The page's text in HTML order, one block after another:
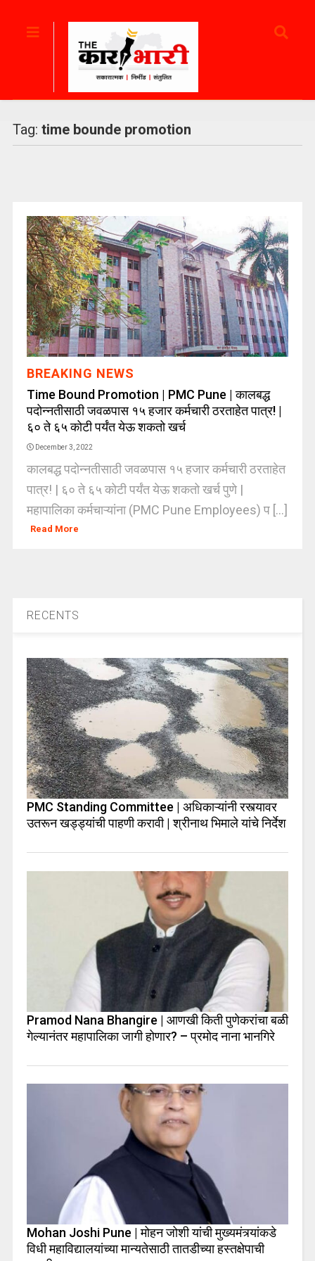
Tag: time bounde promotion
BREAKING NEWS
Time Bound Promotion | PMC Pune | कालबद्ध
पदोन्नतीसाठी जवळपास १५ हजार कर्मचारी ठरताहेत पात्र! |
६० ते ६५ कोटी पर्यंत येऊ शकतो खर्च
December 3, 2022
कालबद्ध पदोन्नतीसाठी जवळपास १५ हजार कर्मचारी ठरताहेत
पात्र! | ६० ते ६५ कोटी पर्यंत येऊ शकतो खर्च पुणे |
महापालिका कर्मचाऱ्यांना (PMC Pune Employees) प [...]
Read More
RECENTS
PMC Standing Committee | अधिकाऱ्यांनी रस्त्यावर
उतरून खड्ड्यांची पाहणी करावी | श्रीनाथ भिमाले यांचे निर्देश
Pramod Nana Bhangire | आणखी किती पुणेकरांचा बळी
गेल्यानंतर महापालिका जागी होणार? – प्रमोद नाना भानगिरे
Mohan Joshi Pune | मोहन जोशी यांची मुख्यमंत्र्यांकडे
विधी महाविद्यालयांच्या मान्यतेसाठी तातडीच्या हस्तक्षेपाची